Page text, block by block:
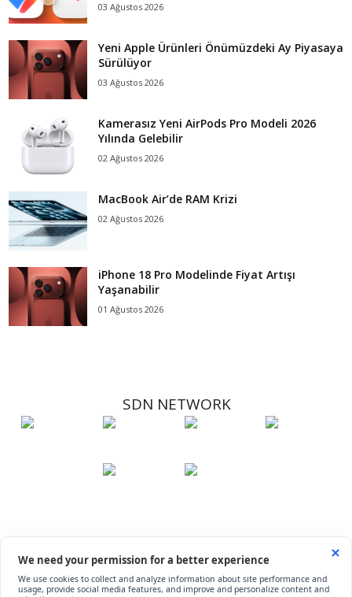
03 Ağustos 2026
Yeni Apple Ürünleri Önümüzdeki Ay Piyasaya
Sürülüyor
03 Ağustos 2026
Kamerasız Yeni AirPods Pro Modeli 2026
Yılında Gelebilir
02 Ağustos 2026
MacBook Air’de RAM Krizi
02 Ağustos 2026
iPhone 18 Pro Modelinde Fiyat Artışı
Yaşanabilir
01 Ağustos 2026
SDN NETWORK